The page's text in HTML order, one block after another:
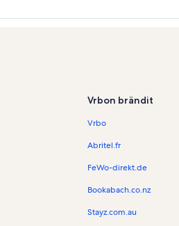
Vrbon brändit
Vrbo
Abritel.fr
FeWo-direkt.de
Bookabach.co.nz
Stayz.com.au